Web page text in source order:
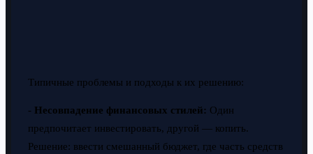
Типичные проблемы и подходы к их решению:
- Несовпадение финансовых стилей: Один
предпочитает инвестировать, другой — копить.
Решение: ввести смешанный бюджет, где часть средств